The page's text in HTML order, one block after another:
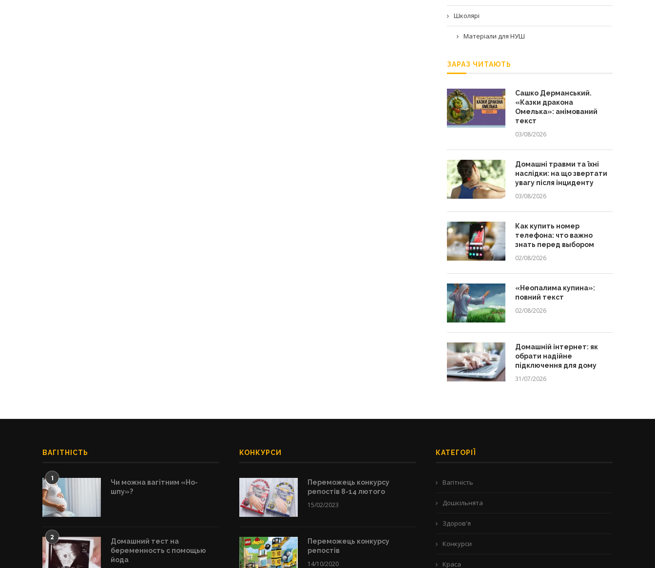
Школярі
Матеріали для НУШ
ЗАРАЗ ЧИТАЮТЬ
Сашко Дерманський.
«Казки дракона
Омелька»: анімований
текст
03/08/2026
Домашні травми та їхні
наслідки: на що звертати
увагу після інциденту
03/08/2026
Как купить номер
телефона: что важно
знать перед выбором
02/08/2026
«Неопалима купина»:
повний текст
02/08/2026
Домашній інтернет: як
обрати надійне
підключення для дому
31/07/2026
ВАГІТНІСТЬ
1
Чи можна вагітним «Но-
шпу»?
2
Домашний тест на
беременность с помощью
йода
КОНКУРСИ
Переможець конкурсу
репостів 8-14 лютого
15/02/2023
Переможець конкурсу
репостів
14/10/2020
КАТЕГОРІЇ
Вагітність
Дошкільнята
Здоров'я
Конкурси
Краса